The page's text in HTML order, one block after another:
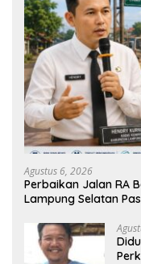
Agustus 6, 2026
Perbaikan Jalan RA
Lampung Selatan